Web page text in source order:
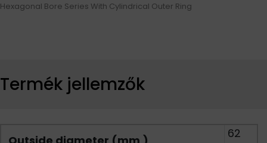
Hexagonal Bore Series With Cylindrical Outer Ring
Termék jellemzők
62